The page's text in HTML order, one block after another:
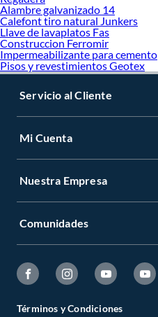
Alambre galvanizado 14
Calefont tiro natural Junkers
Llave de lavaplatos Fas
Construccion Ferromir
Impermeabilizante para cemento
Pisos y revestimientos Geotex
Servicio al Cliente
Mi Cuenta
Nuestra Empresa
Comunidades
Términos y Condiciones